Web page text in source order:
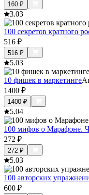
160 ₽
3.03
100 секретов кратного
516 ₽
516 ₽
5.03
10 фишек в маркетинге
1400 ₽
1400 ₽
5.04
100 мифов о Марафоне.
272 ₽
272 ₽
5.03
100 авторских
600 ₽